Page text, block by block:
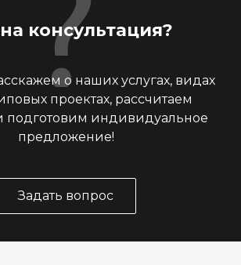
консультация?
о наших услугах, видах
проектах, рассчитаем
подготовим индивидуальное
предложение!
Задать вопрос